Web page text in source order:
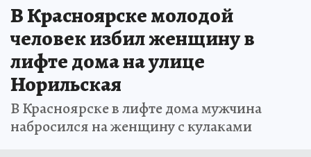
В Красноярске молодой
человек избил женщину в
лифте дома на улице
Норильская
В Красноярске в лифте дома мужчина
набросился на женщину с кулаками